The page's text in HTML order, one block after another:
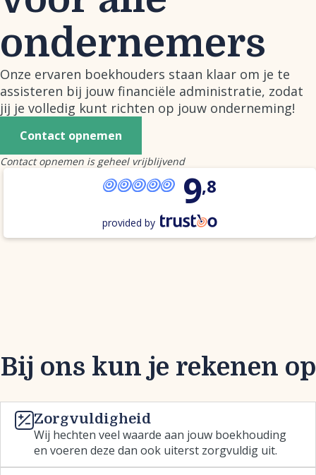
ondernemers
Onze ervaren boekhouders staan klaar om je te
assisteren bij jouw financiële administratie, zodat
jij je volledig kunt richten op jouw onderneming!
Contact opnemen
Contact opnemen is geheel vrijblijvend
9,8
provided by
Bij ons kun je rekenen op
Zorgvuldigheid
Wij hechten veel waarde aan jouw boekhouding
en voeren deze dan ook uiterst zorgvuldig uit.